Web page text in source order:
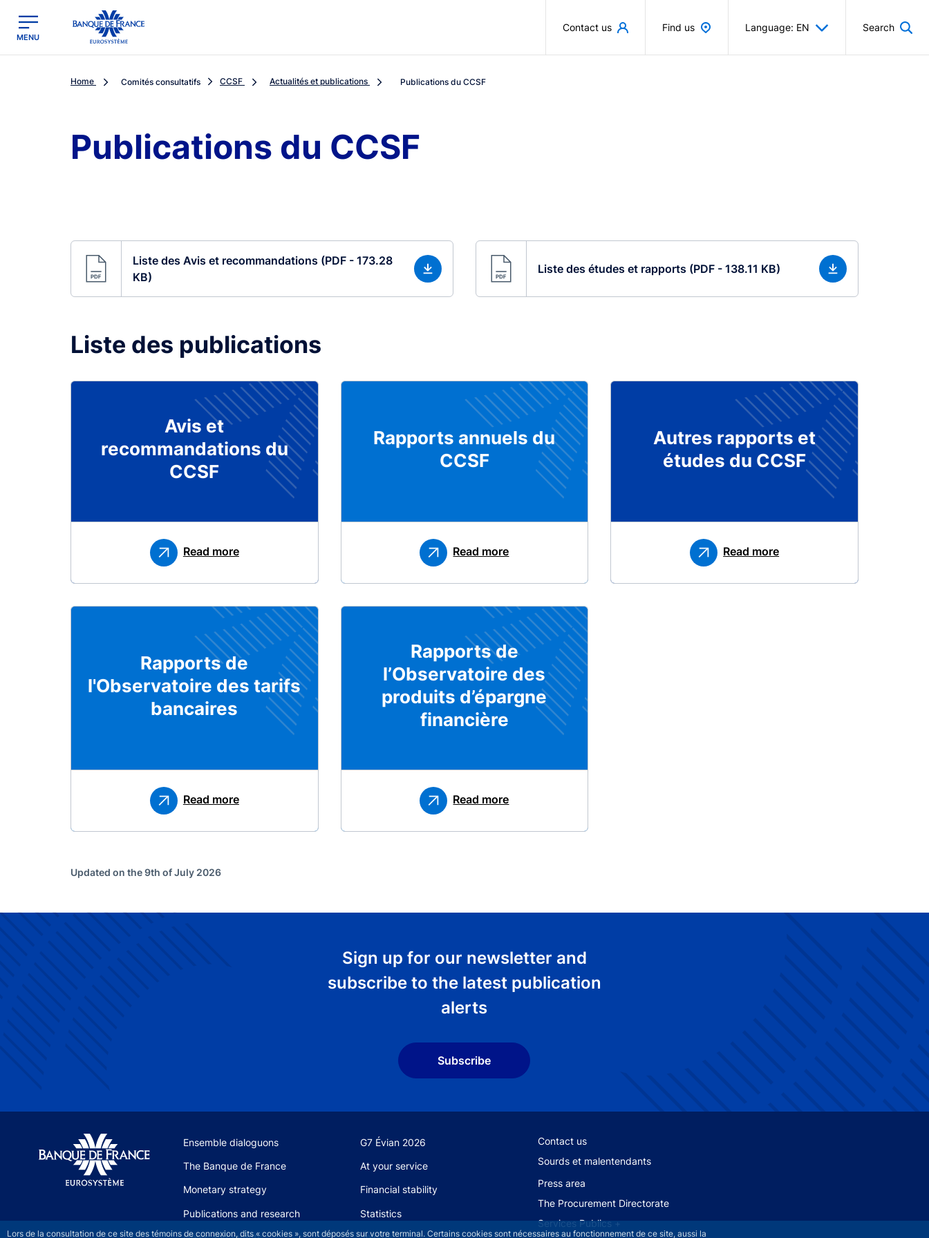
Lors de la consultation de ce site des témoins de connexion, dits « cookies », sont déposés sur votre terminal. Certains cookies sont nécessaires au fonctionnement de ce site, aussi la
Banque de France - Menu Principal
MENU
Contact us Find us Language: EN Search
Home Comités consultatifs CCSF Actualités et publications Publications du CCSF
Publications du CCSF
Liste des Avis et recommandations (PDF - 173.28
KB)
Liste des études et rapports (PDF - 138.11 KB)
Liste des publications
Avis et
recommandations du
CCSF
Read more
Rapports annuels du
CCSF
Read more
Autres rapports et
études du CCSF
Read more
Rapports de
l'Observatoire des tarifs
bancaires
Read more
Rapports de
l’Observatoire des
produits d’épargne
financière
Read more
Updated on the 9th of July 2026
Sign up for our newsletter and
subscribe to the latest publication
alerts
Subscribe
Site navigation
Ensemble dialoguons G7 Évian 2026
The Banque de France At your service
Monetary strategy Financial stability
Publications and research Statistics
Footer secondary menu
Contact us
Sourds et malentendants
Press area
The Procurement Directorate
Services Publics +